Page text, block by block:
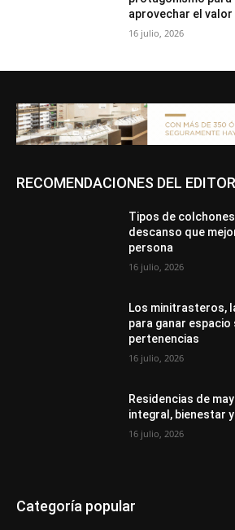
aprovechar el valor
16 julio, 2026
RECOMENDACIONES DEL EDITOR
Tipos de
descanso que
persona
16 julio, 2026
Los minitrasteros,
para ganar
pertenencias
16 julio, 2026
Residencias de
integral, bienestar
16 julio, 2026
Categoría popular